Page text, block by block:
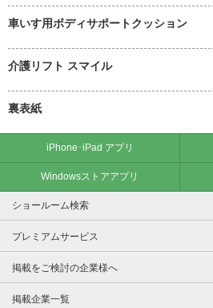
車いす用ボディサポートクッション
介護リフト スマイル
裏表紙
iPhone･iPad アプリ
Windowsストアアプリ
ショールーム検索
プレミアムサービス
掲載をご検討の企業様へ
掲載企業一覧